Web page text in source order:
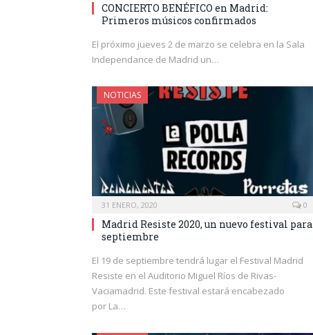
CONCIERTO BENÉFICO en Madrid:
Primeros músicos confirmados
El próximo jueves 2 de marzo se celebra en la Sala
Independance de Madrid un…
NOTICIAS
31 ENERO, 2020 0
Madrid Resiste 2020, un nuevo festival para
septiembre
El 19 de septiembre tendrá lugar el Festival Madrid
Resiste en el Auditorio Miguel Ríos de Rivas-
Vaciamadrid. Este festival estará encabezado
por La…